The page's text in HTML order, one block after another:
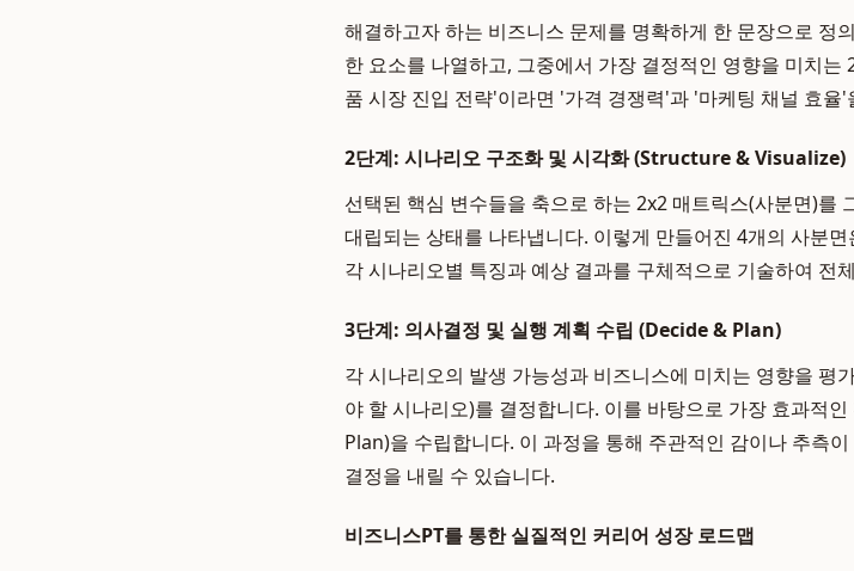
해결하고자 하는 비즈니스 문제를 명확하게 한 문장으로 정
한 요소를 나열하고, 그중에서 가장 결정적인 영향을 미치
품 시장 진입 전략'이라면 '가격 경쟁력'과 '마케팅 채널 효율
2단계: 시나리오 구조화 및 시각화 (Structure & Visualize)
선택된 핵심 변수들을 축으로 하는 2x2 매트릭스(사분면)를
대립되는 상태를 나타냅니다. 이렇게 만들어진 4개의 사분
각 시나리오별 특징과 예상 결과를 구체적으로 기술하여 전
3단계: 의사결정 및 실행 계획 수립 (Decide & Plan)
각 시나리오의 발생 가능성과 비즈니스에 미치는 영향을 평
야 할 시나리오)를 결정합니다. 이를 바탕으로 가장 효과적
Plan)을 수립합니다. 이 과정을 통해 주관적인 감이나 추측
결정을 내릴 수 있습니다.
비즈니스PT를 통한 실질적인 커리어 성장 로드맵